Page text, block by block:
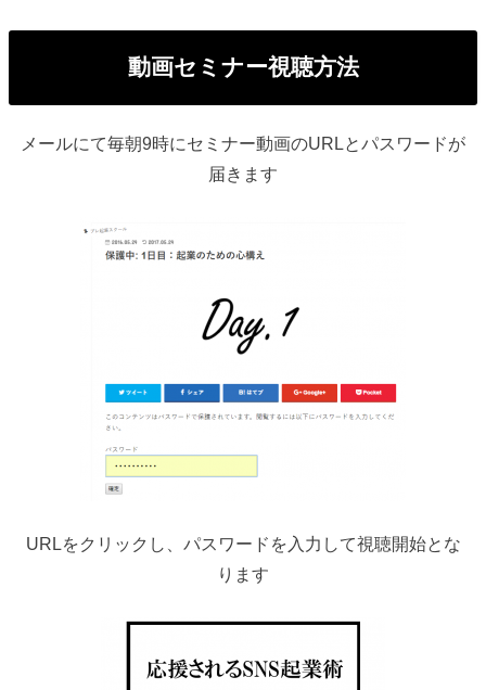
動画セミナー視聴方法
メールにて毎朝9時にセミナー動画のURLとパスワードが
届きます
URLをクリックし、パスワードを入力して視聴開始とな
ります